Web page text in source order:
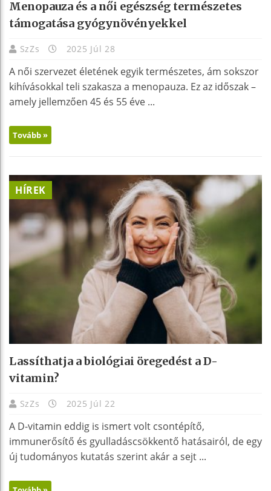
Menopauza és a női egészség természetes
támogatása gyógynövényekkel
SzZs 2025 Júl 28
A női szervezet életének egyik természetes, ám sokszor
kihívásokkal teli szakasza a menopauza. Ez az időszak –
amely jellemzően 45 és 55 éve ...
Tovább »
HÍREK
Lassíthatja a biológiai öregedést a D-
vitamin?
SzZs 2025 Júl 22
A D-vitamin eddig is ismert volt csontépítő,
immunerősítő és gyulladáscsökkentő hatásairól, de egy
új tudományos kutatás szerint akár a sejt ...